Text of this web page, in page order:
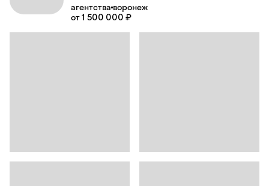
агентства воронеж
от 1 500 000 ₽